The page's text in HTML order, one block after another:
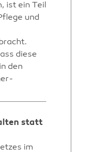
ist ein Teil
und
diese
den
statt
im